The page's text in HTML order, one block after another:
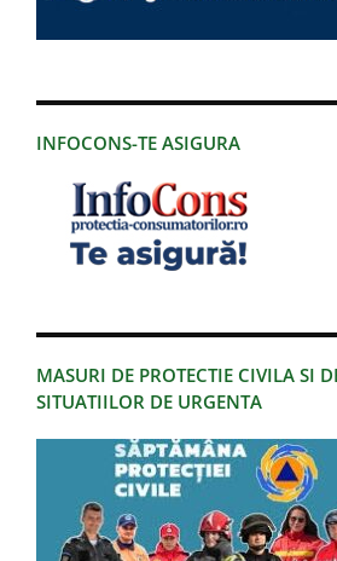
INFOCONS-TE ASIGURA
MASURI DE PROTECTIE CIVILA SI
SITUATIILOR DE URGENTA